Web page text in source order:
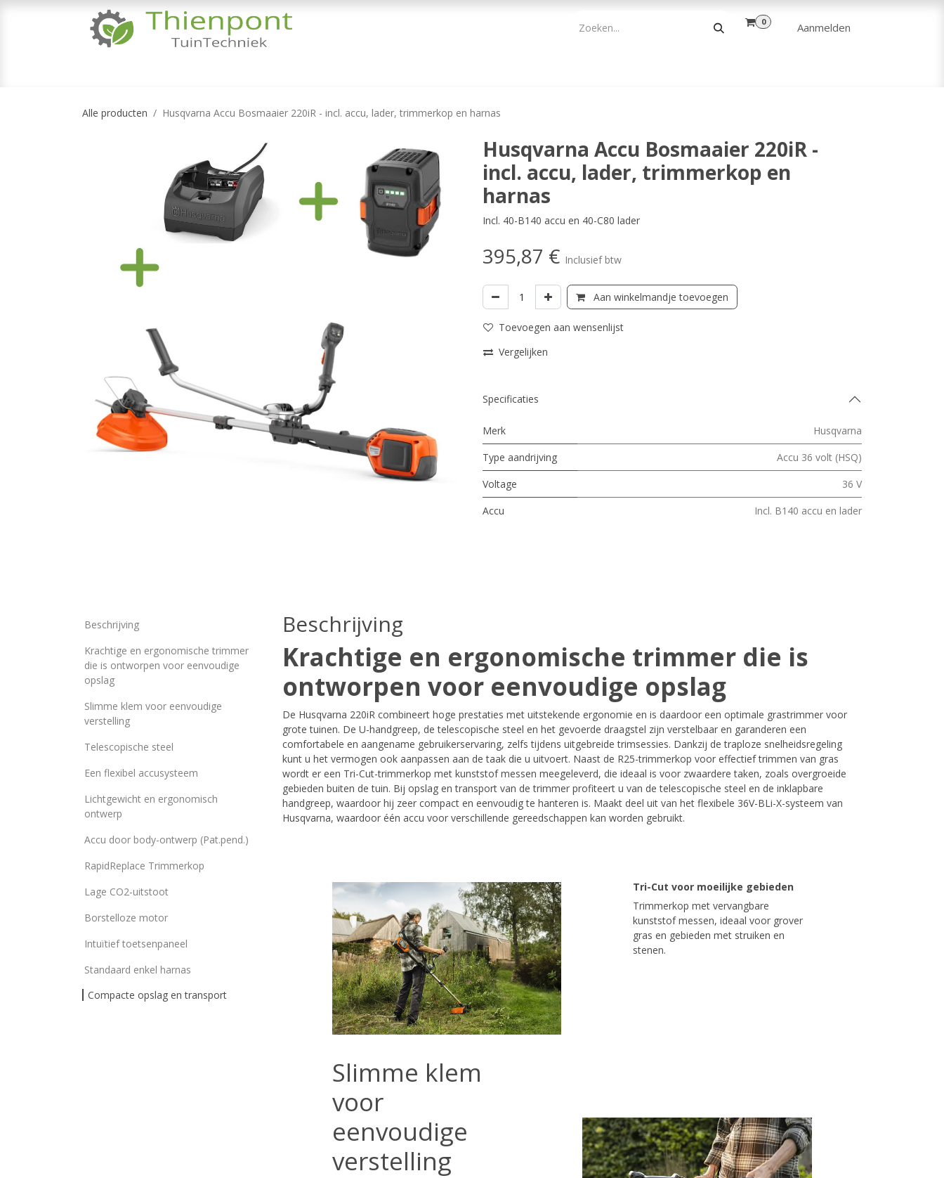
0 Aanmelden
Alle producten Husqvarna Accu Bosmaaier 220iR - incl. accu, lader, trimmerkop en harnas
Husqvarna Accu Bosmaaier 220iR -
incl. accu, lader, trimmerkop en
harnas
Incl. 40-B140 accu en 40-C80 lader
395,87 € Inclusief btw
Aan winkelmandje toevoegen
Toevoegen aan wensenlijst
Vergelijken
Specificaties
Merk
Husqvarna
Type aandrijving
Accu 36 volt (HSQ)
Voltage
36 V
Accu
Incl. B140 accu en lader
Beschrijving
Krachtige en ergonomische trimmer
die is ontworpen voor eenvoudige
opslag
Slimme klem voor eenvoudige
verstelling
Telescopische steel
Een flexibel accusysteem
Lichtgewicht en ergonomisch
ontwerp
Accu door body-ontwerp (Pat.pend.)
RapidReplace Trimmerkop
Lage CO2-uitstoot
Borstelloze motor
Intuïtief toetsenpaneel
Standaard enkel harnas
Compacte opslag en transport
Beschrijving
Krachtige en ergonomische trimmer die is
ontworpen voor eenvoudige opslag
De Husqvarna 220iR combineert hoge prestaties met uitstekende ergonomie en is daardoor een optimale grastrimmer voor
grote tuinen. De U-handgreep, de telescopische steel en het gevoerde draagstel zijn verstelbaar en garanderen een
comfortabele en aangename gebruikerservaring, zelfs tijdens uitgebreide trimsessies. Dankzij de traploze snelheidsregeling
kunt u het vermogen ook aanpassen aan de taak die u uitvoert. Naast de R25-trimmerkop voor effectief trimmen van gras
wordt er een Tri-Cut-trimmerkop met kunststof messen meegeleverd, die ideaal is voor zwaardere taken, zoals overgroeide
gebieden buiten de tuin. Bij opslag en transport van de trimmer profiteert u van de telescopische steel en de inklapbare
handgreep, waardoor hij zeer compact en eenvoudig te hanteren is. Maakt deel uit van het flexibele 36V-BLi-X-systeem van
Husqvarna, waardoor één accu voor verschillende gereedschappen kan worden gebruikt.
Tri-Cut voor moeilijke gebieden
Trimmerkop met vervangbare
kunststof messen, ideaal voor grover
gras en gebieden met struiken en
stenen.
Slimme klem
voor
eenvoudige
verstelling